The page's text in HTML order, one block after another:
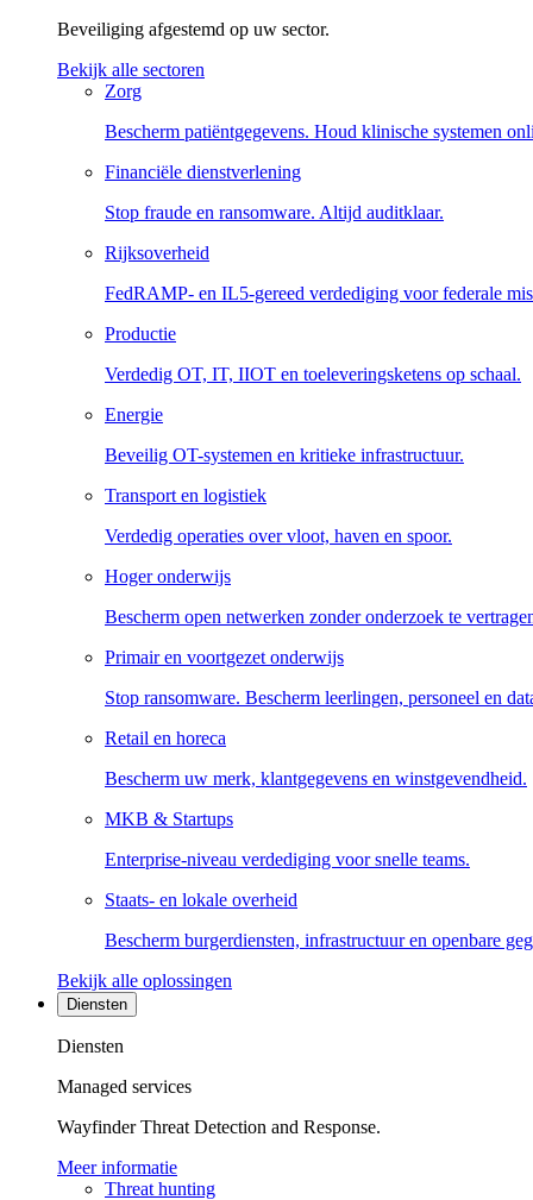
Beveiliging afgestemd op uw sector.
Bekijk alle sectoren
Zorg
Bescherm patiëntgegevens. Houd klinische systemen
Financiële dienstverlening
Stop fraude en ransomware. Altijd auditklaar.
Rijksoverheid
FedRAMP- en IL5-gereed verdediging voor federale
Productie
Verdedig OT, IT, IIOT en toeleveringsketens op schaal.
Energie
Beveilig OT-systemen en kritieke infrastructuur.
Transport en logistiek
Verdedig operaties over vloot, haven en spoor.
Hoger onderwijs
Bescherm open netwerken zonder onderzoek te
Primair en voortgezet onderwijs
Stop ransomware. Bescherm leerlingen, personeel en
Retail en horeca
Bescherm uw merk, klantgegevens en winstgevendheid.
MKB & Startups
Enterprise-niveau verdediging voor snelle teams.
Staats- en lokale overheid
Bescherm burgerdiensten, infrastructuur en openbare
Bekijk alle oplossingen
Diensten
Diensten
Managed services
Wayfinder Threat Detection and Response.
Meer informatie
Threat hunting